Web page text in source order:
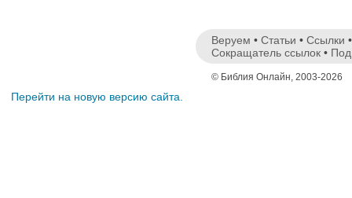
Веруем • Статьи • Ссылки
Сокращатель ссылок •
© Библия Онлайн, 2003-2026
Перейти на новую версию сайта.